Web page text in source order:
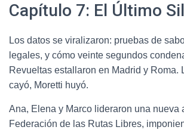
Capítulo 7: El Último
Los datos se viralizaron: pruebas de
legales, y cómo veinte segundos
Revueltas estallaron en Madrid y Roma.
cayó, Moretti huyó.
Ana, Elena y Marco lideraron una nueva
Federación de las Rutas Libres,